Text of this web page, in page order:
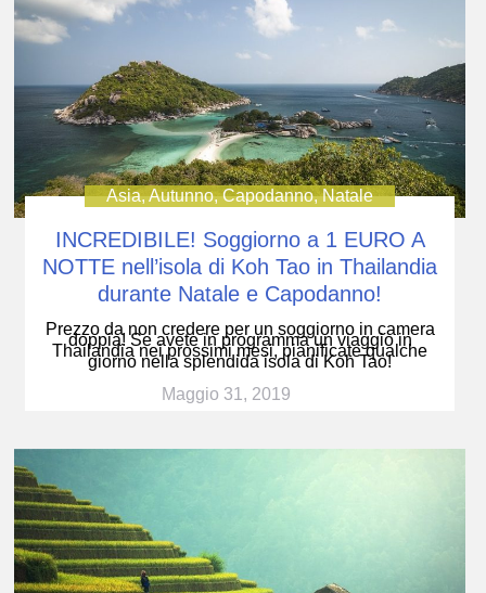
Asia,Autunno,Capodanno,Natale
INCREDIBILE! Soggiorno a 1 EURO A
NOTTE nell’isola di Koh Tao in Thailandia
durante Natale e Capodanno!
Prezzo da non credere per un soggiorno in camera
doppia! Se avete in programma un viaggio in
Thailandia nei prossimi mesi, pianificate qualche
giorno nella splendida isola di Koh Tao!
Maggio 31, 2019